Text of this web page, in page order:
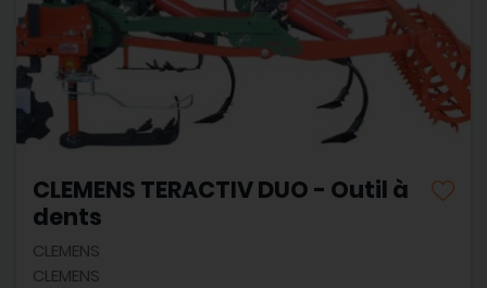
CLEMENS TERACTIV DUO - Outil à
dents
CLEMENS
CLEMENS